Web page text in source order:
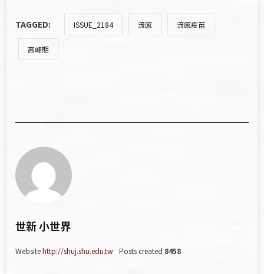
TAGGED: ISSUE_2184 流感 流感疫苗
高峰期
世新 小世界
Websitehttp://shuj.shu.edu.tw Posts created 8458